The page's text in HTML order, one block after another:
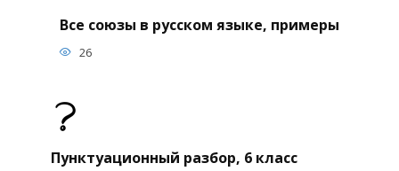
Все союзы в русском языке, примеры
26
Пунктуационный разбор, 6 класс